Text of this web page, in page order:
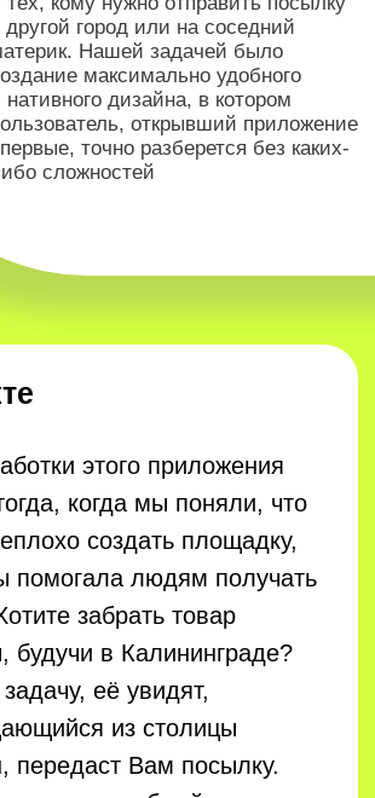
людям получать
товар
в Калининграде?
её увидят,
из столицы
Вам посылку.
— удобный
посылок
деталей UX и
и приятный глазу UI.
прототип, а также
и темная темы